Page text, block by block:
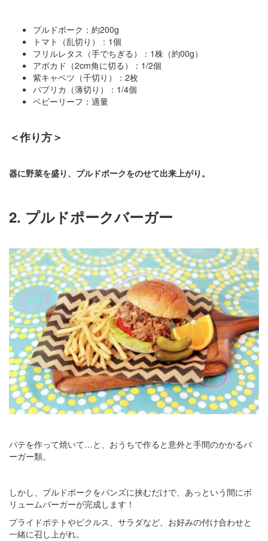
プルドポーク：約200g
トマト（乱切り）：1個
フリルレタス（手でちぎる）：1株（約00g）
アボカド（2cm角に切る）：1/2個
紫キャベツ（千切り）：2枚
パプリカ（薄切り）：1/4個
ベビーリーフ：適量
＜作り方＞
器に野菜を盛り、プルドポークをのせて出来上がり。
2. プルドポークバーガー
パテを作って焼いて…と、おうちで作ると意外と手間のかかるバ
ーガー類。
しかし、プルドポークをバンズに挟むだけで、あっという間にボ
リュームバーガーが完成します！
プライドポテトやピクルス、サラダなど、お好みの付け合わせと
一緒に召し上がれ。